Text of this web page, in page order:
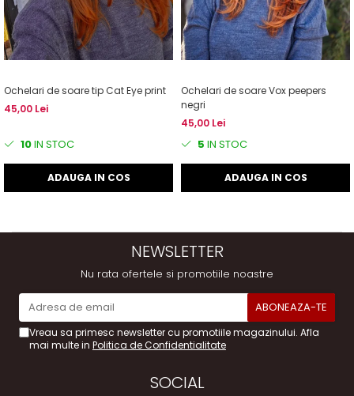
Ochelari de soare tip Cat Eye print
45,00 Lei
10IN STOC
ADAUGA IN COS
Ochelari de soare Vox peepers
negri
45,00 Lei
5 IN STOC
ADAUGA IN COS
NEWSLETTER
Nu rata ofertele si promotiile noastre
Vreau sa primesc newsletter cu promotiile magazinului. Afla
mai multe in Politica de Confidentialitate
SOCIAL